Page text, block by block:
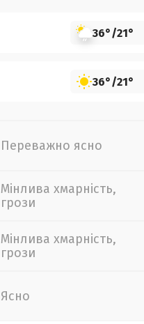
36°/21°
36°/21°
Переважно ясно
Мінлива хмарність,
грози
Мінлива хмарність,
грози
Ясно